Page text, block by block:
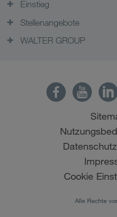
Einstieg
Stellenangebote
WALTER GROUP
Cookie
Alle Rechte